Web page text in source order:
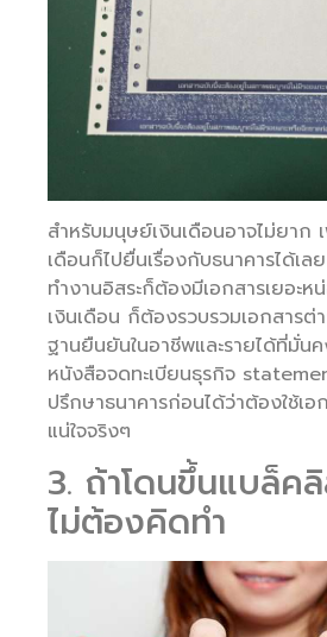
สำหรับมนุษย์เงินเดือนอาจไม่ยาก
เดือนก็ไปยื่นเรื่องกับธนาคารได้เ
ทำงานอิสระก็ต้องมีเอกสารเยอะห
เงินเดือน ก็ต้องรวบรวมเอกสารต่
ฐานยืนยันในอาชีพและรายได้ที่มั่นค
หนังสือจดทะเบียนธุรกิจ
ปรึกษาธนาคารก่อนได้ว่าต้องใช้เอ
แน่ใจจริงๆ
3. ถ้าโดนขึ้นแบล็ค
ไม่ต้องคิดทำ